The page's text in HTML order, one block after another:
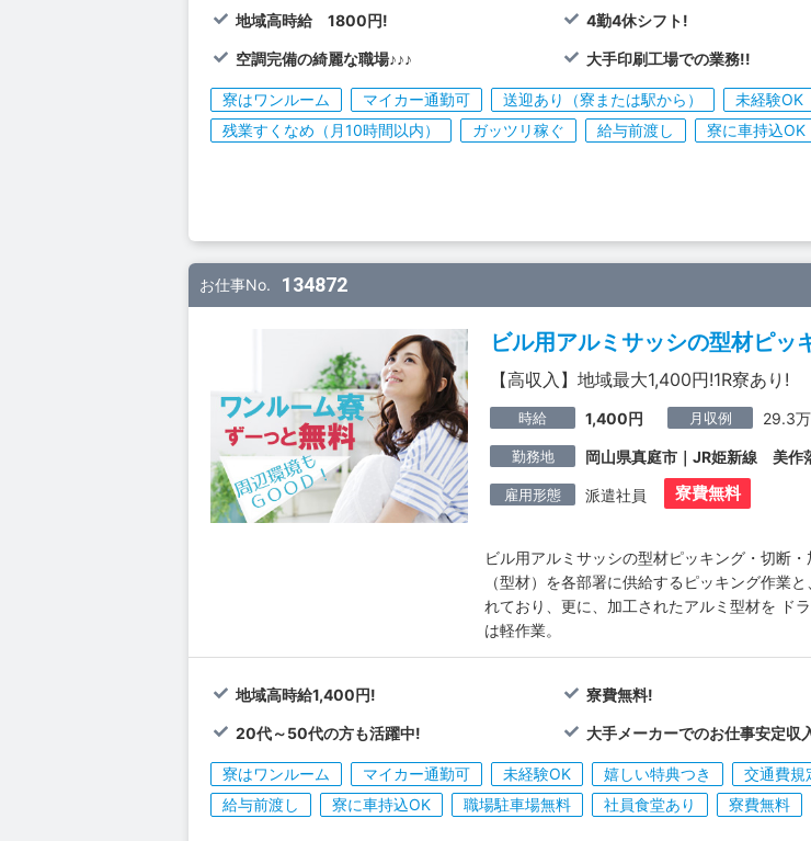
地域高時給 1800円! 4勤4休シフト!
空調完備の綺麗な職場♪♪♪ 大手印刷工場での業務!!
寮はワンルーム マイカー通勤可 送迎あり（寮または駅から） 未経験OK
残業すくなめ（月10時間以内）
ガッツリ稼ぐ 給与前渡し 寮に車持込OK
お仕事No. 134872
ビル用アルミサッシの型材ピッ
【高収入】地域最大1,400円!1R寮あり!
時給 1,400円 月収例 29.3
勤務地 岡山県真庭市｜JR姫新線 美作
雇用形態 派遣社員 寮費無料
ビル用アルミサッシの型材ピッキング・切断
（型材）を各部署に供給するピッキング作業
れており、更に、加工されたアルミ型材を ド
は軽作業。
地域高時給1,400円! 寮費無料!
20代～50代の方も活躍中! 大手メーカーでのお仕事安定収
寮はワンルーム マイカー通勤可 未経験OK 嬉しい特典つき 交通費規
給与前渡し
寮に車持込OK 職場駐車場無料 社員食堂あり 寮費無料